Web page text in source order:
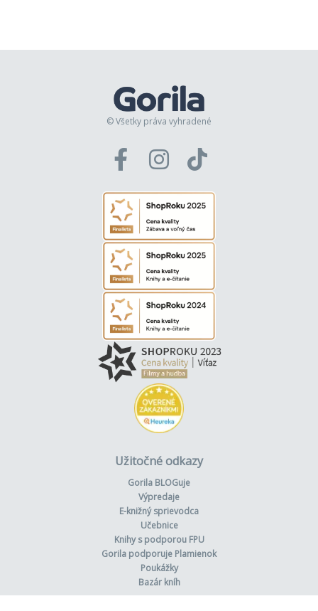
© Všetky práva vyhradené
Užitočné odkazy
Gorila BLOGuje
Výpredaje
E-knižný sprievodca
Učebnice
Knihy s podporou FPU
Gorila podporuje Plamienok
Poukážky
Bazár kníh